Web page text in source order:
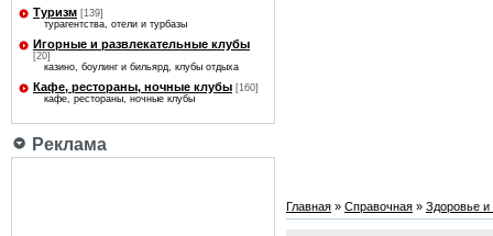
Туризм [139]
турагентства, отели и турбазы
Игорные и развлекательные клубы
[20]
казино, боулинг и бильярд, клубы отдыха
Кафе, рестораны, ночные клубы [160]
кафе, рестораны, ночные клубы
Реклама
Главная » Справочная » Здоровье и